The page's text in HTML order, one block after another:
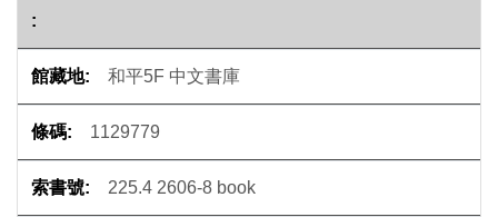
和平5F 中文書庫
1129779
225.4 2606-8 book